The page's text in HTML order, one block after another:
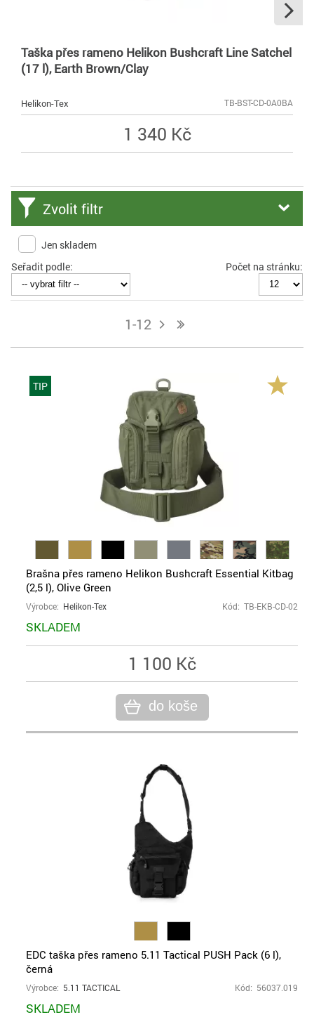
Taška přes rameno Helikon Bushcraft Line Satchel
(17 l), Earth Brown/Clay
Helikon-Tex TB-BST-CD-0A0BA
1 340 Kč
Zvolit filtr
Jen skladem
Seřadit podle:
Počet na stránku:
1-12 j n
TIP
Brašna přes rameno Helikon Bushcraft Essential Kitbag
(2,5 l), Olive Green
Výrobce: Helikon-Tex Kód: TB-EKB-CD-02
SKLADEM
1 100 Kč
do koše
EDC taška přes rameno 5.11 Tactical PUSH Pack (6 l),
černá
Výrobce: 5.11 TACTICAL Kód: 56037.019
SKLADEM